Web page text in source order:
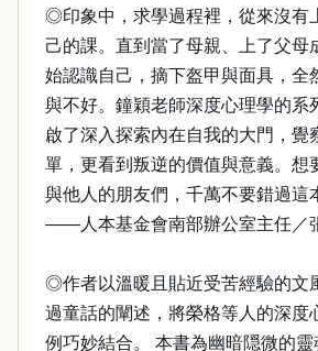
◎印象中，求學過程裡，從來沒有
己的課。直到當了母親、上了父母
始認識自己，摘下盔甲與面具，全
與不好。鐘穎老師深度心理學的系
啟了深入探索內在自我的大門，覺
單，更看到叛逆的價值與意義。想
與他人的朋友們，千萬不要錯過這
——人本基金會南部辦公室主任／
◎作者以溫暖且貼近受苦經驗的文
過童話的闡述，將榮格等人的深度
例巧妙結合。 本書為幽暗隠微的